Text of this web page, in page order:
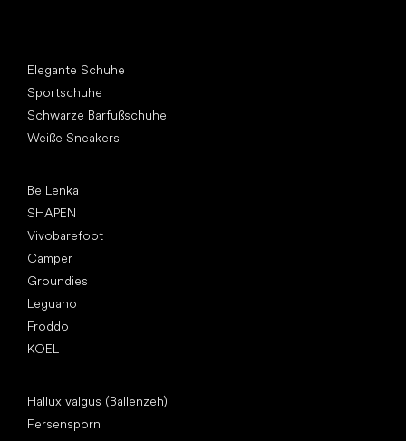
Elegante Schuhe
Sportschuhe
Schwarze Barfußschuhe
Weiße Sneakers
Be Lenka
SHAPEN
Vivobarefoot
Camper
Groundies
Leguano
Froddo
KOEL
Hallux valgus (Ballenzeh)
Fersensporn